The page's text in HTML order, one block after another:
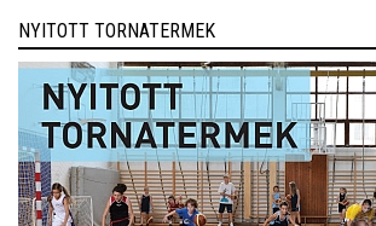
NYITOTT TORNATERMEK